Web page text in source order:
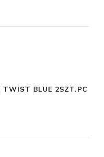
TWIST BLUE 2SZT.PC